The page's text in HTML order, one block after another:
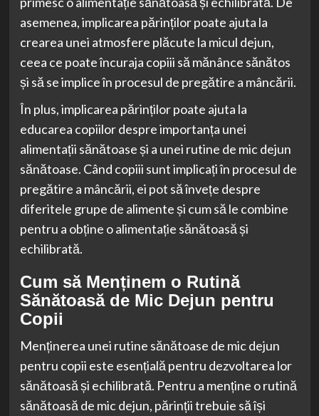
asemenea, implicarea părinților poate ajuta la
crearea unei atmosfere plăcute la micul dejun,
ceea ce poate încuraja copiii să mănânce sănătos
și să se implice în procesul de pregătire a mâncării.
În plus, implicarea părinților poate ajuta la
educarea copiilor despre importanța unei
alimentații sănătoase și a unei rutine de mic dejun
sănătoase. Când copiii sunt implicați în procesul de
pregătire a mâncării, ei pot să învețe despre
diferitele grupe de alimente și cum să le combine
pentru a obține o alimentație sănătoasă și
echilibrată.
Cum să Menținem o Rutină
Sănătoasă de Mic Dejun pentru
Copii
Menținerea unei rutine sănătoase de mic dejun
pentru copii este esențială pentru dezvoltarea lor
sănătoasă și echilibrată. Pentru a menține o rutină
sănătoasă de mic dejun, părinții trebuie să își